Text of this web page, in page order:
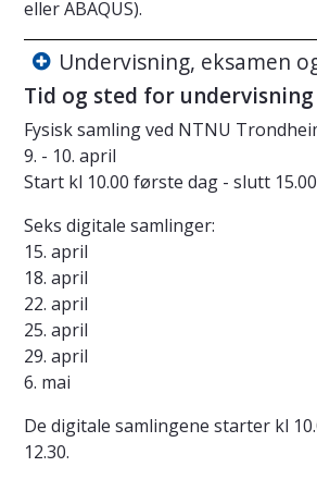
eller ABAQUS).
Undervisning, eksamen
Tid og sted for undervisning
Fysisk samling ved NTNU
9. - 10. april
Start kl 10.00 første dag - slutt
Seks digitale samlinger:
15. april
18. april
22. april
25. april
29. april
6. mai
De digitale samlingene starter kl
12.30.